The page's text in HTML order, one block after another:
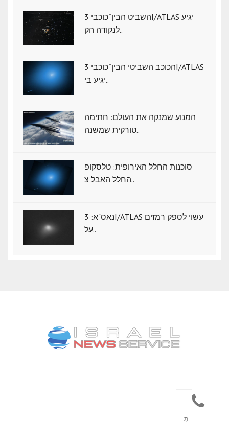
השביט הבין־כוכבי 3I/ATLAS יגיע
לנקודה הק..
הכוכב השביטי הבין־כוכבי 3I/ATLAS
יגיע בי..
המנוע שמנקה את העולם: חתימה
טורקית שמשנה..
סוכנות החלל האירופית: טלסקופ
החלל האבל צ..
נאס"א: ‏3I/ATLAS עשוי לספק רמזים
על..
תִ